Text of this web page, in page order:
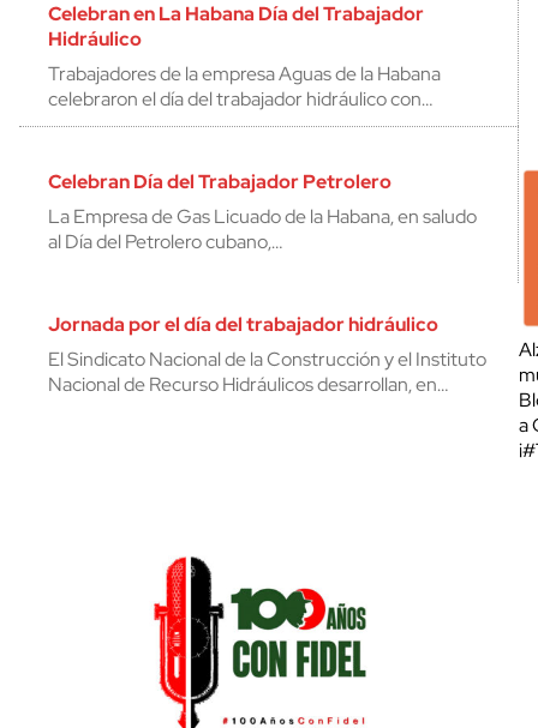
Celebran en La Habana Día del Trabajador
Hidráulico
Trabajadores de la empresa Aguas de la Habana
celebraron el día del trabajador hidráulico con…
Celebran Día del Trabajador Petrolero
La Empresa de Gas Licuado de la Habana, en saludo
al Día del Petrolero cubano,…
Jornada por el día del trabajador hidráulico
El Sindicato Nacional de la Construcción y el Instituto
Nacional de Recurso Hidráulicos desarrollan, en…
a